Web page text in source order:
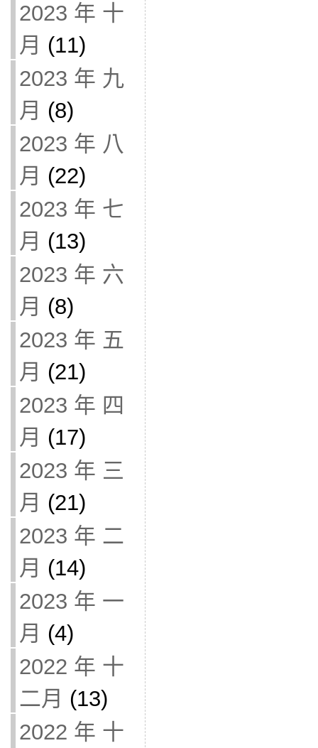
2023 年 十
月 (11)
2023 年 九
月 (8)
2023 年 八
月 (22)
2023 年 七
月 (13)
2023 年 六
月 (8)
2023 年 五
月 (21)
2023 年 四
月 (17)
2023 年 三
月 (21)
2023 年 二
月 (14)
2023 年 一
月 (4)
2022 年 十
二月 (13)
2022 年 十